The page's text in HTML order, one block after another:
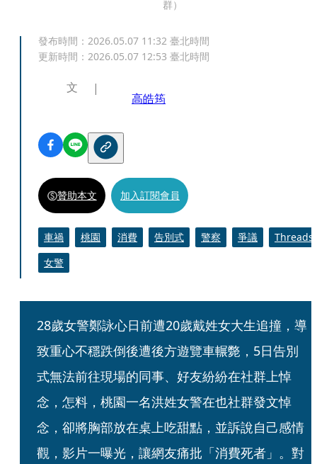
群）
發布時間： 2026.05.07 11:32 臺北時間
更新時間： 2026.05.07 12:53 臺北時間
文
高皓筠
贊助本文 加入訂閱會員
車禍 桃園 消費 告別式 警察 爭議
Threads
女警
28歲女警鄭詠心日前遭20歲戴姓女大生追撞，導
致重心不穩跌倒後遭後方遊覽車輾斃，5日告別
式無法前往現場的同事、好友紛紛在社群上悼
念，怎料，桃園一名洪姓女警在也社群發文悼
念，卻將胸部放在桌上吃甜點，並訴說自己感情
觀，影片一曝光，讓網友痛批「消費死者」。對